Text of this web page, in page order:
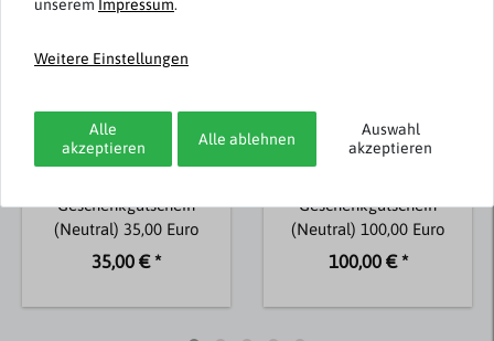
bigtex.de
Geschenkgutschein
(Neutral) 35,00 Euro
35,00 € *
bigtex.de
Geschenkgutschein
(Neutral) 100,00 Euro
100,00 € *
unserem Impressum.
Weitere Einstellungen
Alle
akzeptieren
Alle ablehnen
Auswahl
akzeptieren